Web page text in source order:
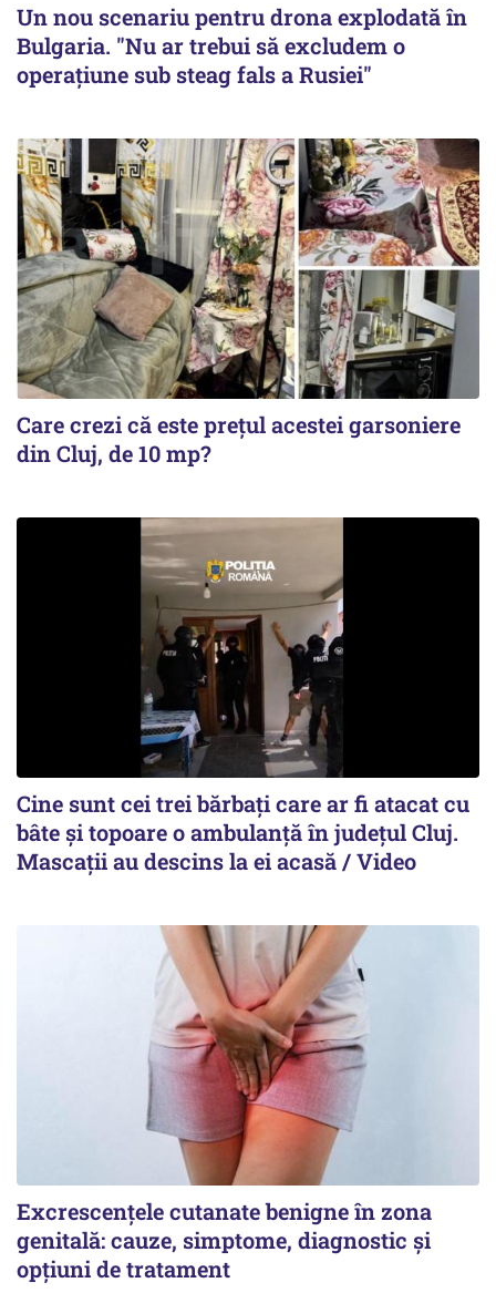
Un nou scenariu pentru drona explodată în
Bulgaria. "Nu ar trebui să excludem o
operațiune sub steag fals a Rusiei"
Care crezi că este prețul acestei garsoniere
din Cluj, de 10 mp?
Cine sunt cei trei bărbați care ar fi atacat cu
bâte și topoare o ambulanță în județul Cluj.
Mascații au descins la ei acasă / Video
Excrescențele cutanate benigne în zona
genitală: cauze, simptome, diagnostic și
opțiuni de tratament